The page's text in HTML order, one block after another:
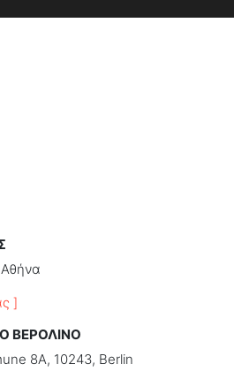
Αθήνα
]
ΒΕΡΟΛΙΝΟ
8A, 10243, Berlin